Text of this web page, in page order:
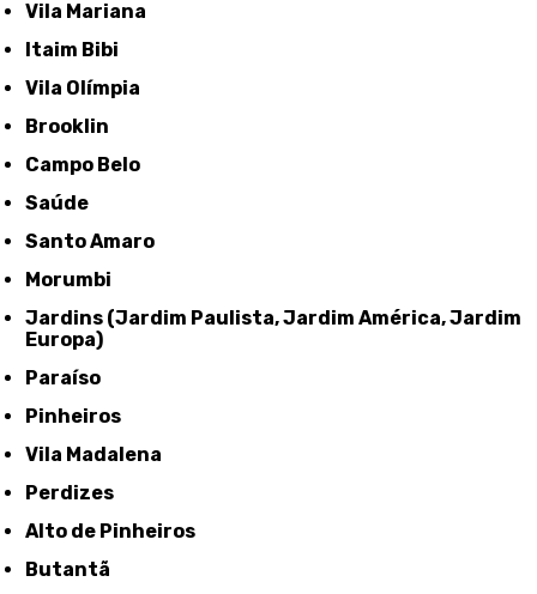
Vila Mariana
Itaim Bibi
Vila Olímpia
Brooklin
Campo Belo
Saúde
Santo Amaro
Morumbi
Jardins (Jardim Paulista, Jardim América, Jardim
Europa)
Paraíso
Pinheiros
Vila Madalena
Perdizes
Alto de Pinheiros
Butantã